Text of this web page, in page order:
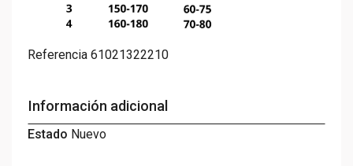
Referencia 61021322210
Información adicional
Estado Nuevo